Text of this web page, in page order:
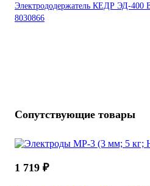
Электрододержатель КЕДР ЭД-400
8030866
Сопутствующие товары
1 719 ₽